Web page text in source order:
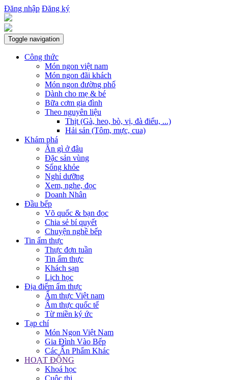
Đăng nhập Đăng ký
Toggle navigation
Công thức
Món ngon việt nam
Món ngon đãi khách
Món ngon đường phố
Dành cho mẹ & bé
Bữa cơm gia đình
Theo nguyên liệu
Thịt (Gà, heo, bò, vị, đà điểu, ...)
Hải sản (Tôm, mực, cua)
Khám phá
Ăn gì ở đâu
Đặc sản vùng
Sống khỏe
Nghỉ dưỡng
Xem, nghe, đọc
Doanh Nhân
Đầu bếp
Võ quốc & bạn đọc
Chia sẻ bí quyết
Chuyện nghề bếp
Tin ẩm thực
Thực đơn tuần
Tin ẩm thực
Khách sạn
Lịch học
Địa điểm ẩm thực
Ẩm thực Việt nam
Ẩm thực quốc tế
Từ miền ký ức
Tạp chí
Món Ngon Việt Nam
Gia Đình Vào Bếp
Các Ấn Phẩm Khác
HOẠT ĐỘNG
Khoá học
Cuộc thi